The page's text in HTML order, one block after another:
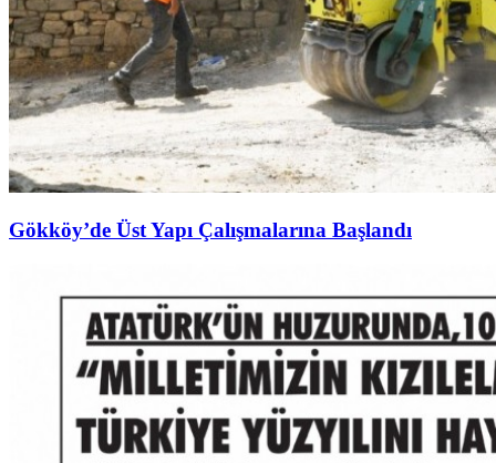
Gökköy’de Üst Yapı Çalışmalarına Başlandı